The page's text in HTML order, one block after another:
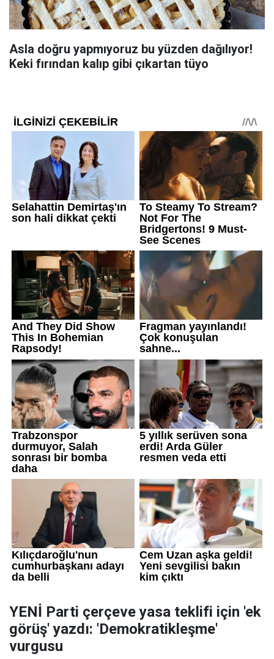
Asla doğru yapmıyoruz bu yüzden dağılıyor!
Keki fırından kalıp gibi çıkartan tüyo
YENİ Parti çerçeve yasa teklifi için 'ek
görüş' yazdı: 'Demokratikleşme'
vurgusu